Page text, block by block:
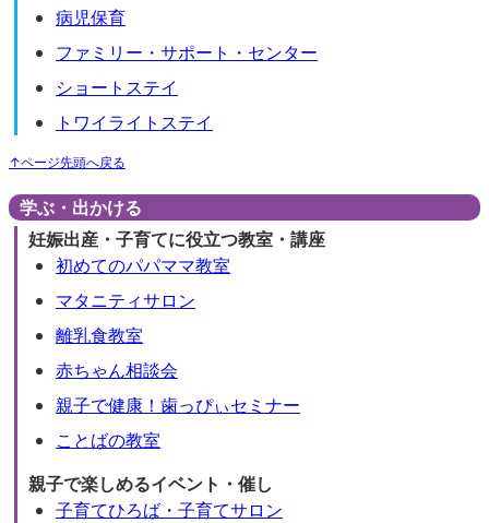
病児保育
ファミリー・サポート・センター
ショートステイ
トワイライトステイ
↑ページ先頭へ戻る
学ぶ・出かける
妊娠出産・子育てに役立つ教室・講座
初めてのパパママ教室
マタニティサロン
離乳食教室
赤ちゃん相談会
親子で健康！歯っぴぃセミナー
ことばの教室
親子で楽しめるイベント・催し
子育てひろば・子育てサロン